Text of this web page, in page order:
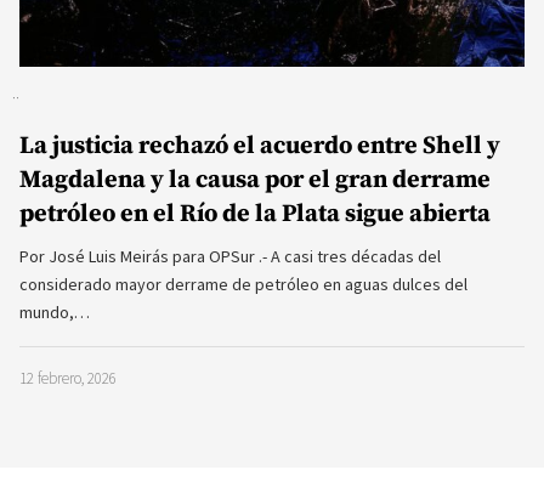
La justicia rechazó el acuerdo entre Shell y
Magdalena y la causa por el gran derrame
petróleo en el Río de la Plata sigue abierta
Por José Luis Meirás para OPSur .- A casi tres décadas del
considerado mayor derrame de petróleo en aguas dulces del
mundo,…
12 febrero, 2026